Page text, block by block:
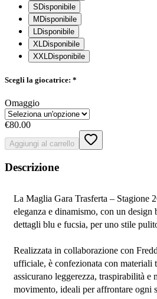
S Disponibile
M Disponibile
Disponibile
XL
Disponibile
XXL
Disponibile
Scegli la giocatrice: *
Omaggio
€80.00
Aggiungi al carrello
Descrizione
La Maglia Gara Trasferta – Stagione
eleganza e dinamismo, con un design
dettagli blu e fucsia, per uno stile
Realizzata in collaborazione con
ufficiale, è confezionata con materiali
assicurano leggerezza, traspirabilità e
movimento, ideali per affrontare ogni